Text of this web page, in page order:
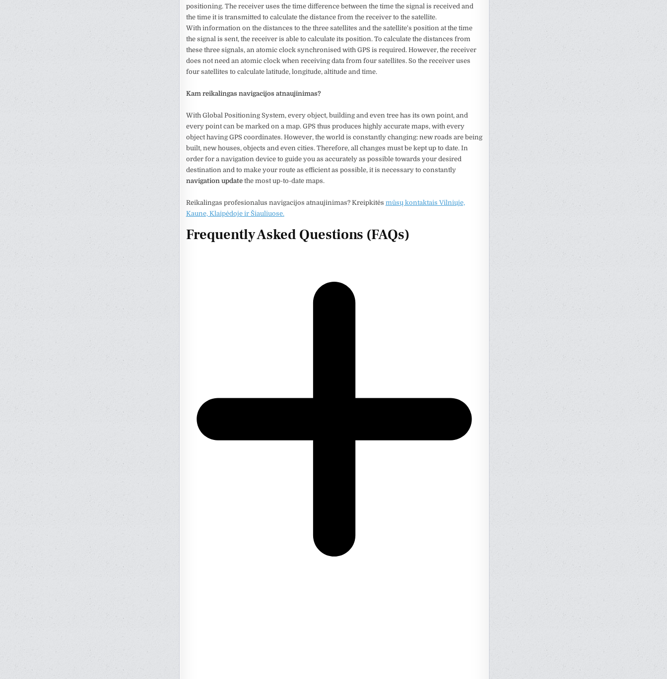
positioning. The receiver uses the time difference between the time the signal is received and
the time it is transmitted to calculate the distance from the receiver to the satellite.
With information on the distances to the three satellites and the satellite's position at the time
the signal is sent, the receiver is able to calculate its position. To calculate the distances from
these three signals, an atomic clock synchronised with GPS is required. However, the receiver
does not need an atomic clock when receiving data from four satellites. So the receiver uses
four satellites to calculate latitude, longitude, altitude and time.
Kam reikalingas navigacijos atnaujinimas?
With Global Positioning System, every object, building and even tree has its own point, and
every point can be marked on a map. GPS thus produces highly accurate maps, with every
object having GPS coordinates. However, the world is constantly changing: new roads are being
built, new houses, objects and even cities. Therefore, all changes must be kept up to date. In
order for a navigation device to guide you as accurately as possible towards your desired
destination and to make your route as efficient as possible, it is necessary to constantly
navigation updatethe most up-to-date maps.
Reikalingas profesionalus navigacijos atnaujinimas? Kreipkitės mūsų kontaktais Vilniuje,
Kaune, Klaipėdoje ir Šiauliuose.
Frequently Asked Questions (FAQs)